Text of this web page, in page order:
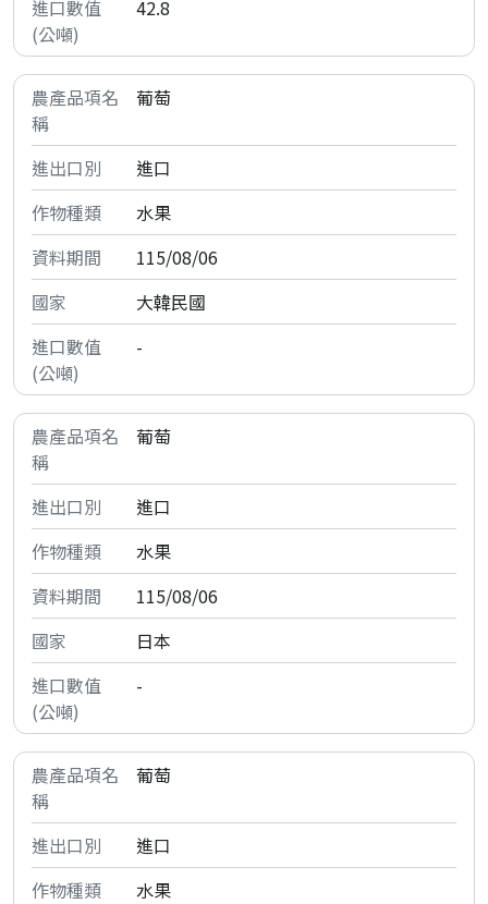
42.8
葡萄
進口
水果
115/08/06
大韓民國
-
葡萄
進口
水果
115/08/06
日本
-
葡萄
進口
水果